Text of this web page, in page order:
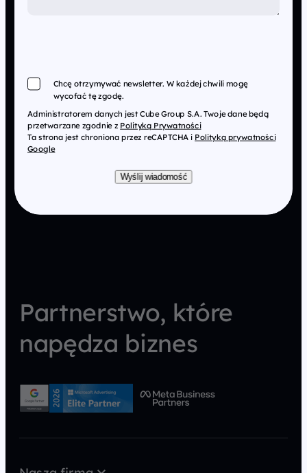
Chcę otrzymywać newsletter. W każdej chwili mogę
wycofać tę zgodę.
Administratorem danych jest Cube Group S.A. Twoje dane będą
przetwarzane zgodnie z Polityką Prywatności
Ta strona jest chroniona przez reCAPTCHA i Polityką prywatności
Google
Wyślij wiadomość
Partnerstwo, które
napędza biznes